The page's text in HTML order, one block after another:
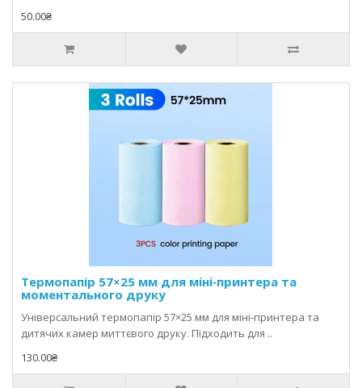
50.00₴
Термопапір 57×25 мм для міні‑принтера та
моментального друку
Універсальний термопапір 57×25 мм для міні‑принтера та
дитячих камер миттєвого друку. Підходить для ..
130.00₴